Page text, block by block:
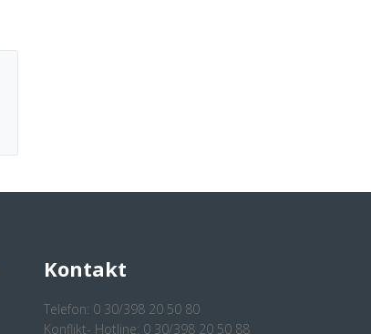
Kontakt
Telefon: 0 30/398 20 50 80
Konflikt- Hotline: 0 30/398 20 50 88